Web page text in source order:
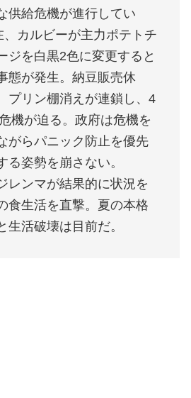
供給危機が進行してい
、カルビーが主力ポテトチ
ジを白黒2色に変更すると
態が発生。納豆販売休
プリン棚消えが連鎖し、4
機が迫る。政府は危機を
がらパニック防止を優先
る姿勢を崩さない。
レンマが結果的に状況を
食生活を直撃。夏の本格
生活破壊は目前だ。